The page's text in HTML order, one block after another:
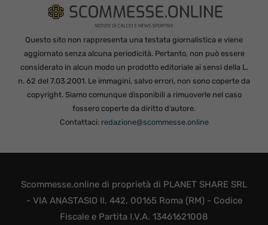
Questo sito non rappresenta una testata giornalistica e viene
aggiornato senza alcuna periodicità. Pertanto, non può essere
considerato in alcun modo un prodotto editoriale ai sensi della L.
n. 62 del 7.03.2001. Le immagini, salvo errori, non sono coperte da
copyright. Siamo comunque disponibili a rimuoverle nel caso
fossero coperte da diritto d’autore.
Contattaci: redazione@scommesse.online
Scommesse.online di proprietà di PLANET SHARE SRL
- VIA ANASTASIO II, 442, 00165 Roma (RM) - Codice
Fiscale e Partita I.V.A. 13461621008